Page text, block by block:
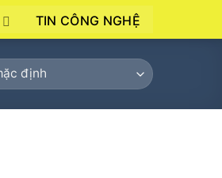
TIN CÔNG NGHỆ